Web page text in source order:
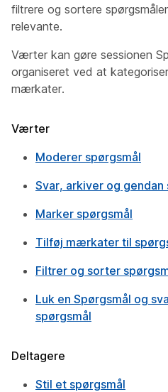
filtrere og sortere
relevante.
Værter kan gøre sessionen
organiseret ved at
mærkater.
Værter
Moderer spørgsmål
Svar, arkiver og gendan
Marker spørgsmål
Tilføj mærkater til
Filtrer og sorter
Luk en Spørgsmål og
spørgsmål
Deltagere
Stil et spørgsmål